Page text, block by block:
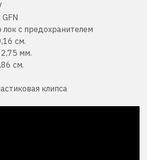
лок с предохранителем
см.
мм.
см.
клипса